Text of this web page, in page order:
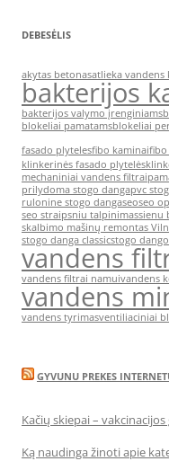
DEBESĖLIS
akytas betonasatlieka vandens
bakterijos
bakterijos valymo įrenginiams
blokeliai pamatamsblokeliai
fasado plytelesfibo kaminaifibo
klinkerinės fasado plytelės
mechaniniai vandens filtrai
prilydoma stogo dangapvc
rulonine stogo dangaseoseo
seo straipsniu talpinimassienu
skalbimo mašinų remontas
stogo danga classicstogo
vandens
vandens filtrai namuivandens
vandens
vandens tyrimasventiliaciniai
GYVUNU PREKES
Kačių skiepai –
Ką naudinga žinoti apie